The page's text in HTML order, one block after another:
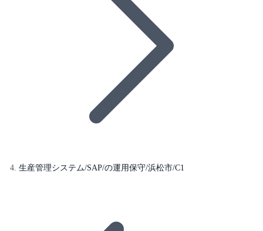
生産管理システム/SAP/の運用保守/浜松市/C1